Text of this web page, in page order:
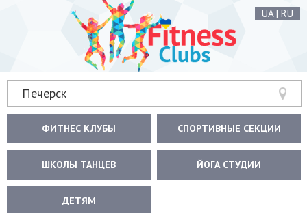
UA| RU
Печерск
ФИТНЕС КЛУБЫ СПОРТИВНЫЕ СЕКЦИИ
ШКОЛЫ ТАНЦЕВ ЙОГА СТУДИИ
ДЕТЯМ